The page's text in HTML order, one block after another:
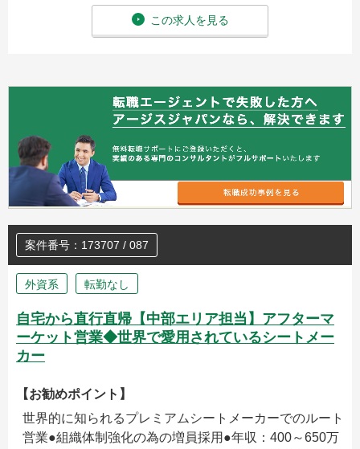
この求人を見る
案件番号：173707 / 087
外資系 転勤なし
自宅から直行直帰【中部エリア担当】アフターマ
ーケット営業◆世界で愛用されているシートメー
カー
【お勧めポイント】
世界的に知られるプレミアムシートメーカーでのルート
営業●組織体制強化の為の増員採用●年収：400～650万